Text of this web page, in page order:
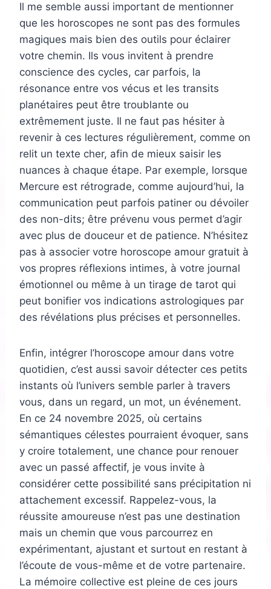
Il me semble aussi important de mentionner
que les horoscopes ne sont pas des formules
magiques mais bien des outils pour éclairer
votre chemin. Ils vous invitent à prendre
conscience des cycles, car parfois, la
résonance entre vos vécus et les transits
planétaires peut être troublante ou
extrêmement juste. Il ne faut pas hésiter à
revenir à ces lectures régulièrement, comme on
relit un texte cher, afin de mieux saisir les
nuances à chaque étape. Par exemple, lorsque
Mercure est rétrograde, comme aujourd’hui, la
communication peut parfois patiner ou dévoiler
des non-dits; être prévenu vous permet d’agir
avec plus de douceur et de patience. N’hésitez
pas à associer votre horoscope amour gratuit à
vos propres réflexions intimes, à votre journal
émotionnel ou même à un tirage de tarot qui
peut bonifier vos indications astrologiques par
des révélations plus précises et personnelles.
Enfin, intégrer l’horoscope amour dans votre
quotidien, c’est aussi savoir détecter ces petits
instants où l’univers semble parler à travers
vous, dans un regard, un mot, un événement.
En ce 24 novembre 2025, où certains
sémantiques célestes pourraient évoquer, sans
y croire totalement, une chance pour renouer
avec un passé affectif, je vous invite à
considérer cette possibilité sans précipitation ni
attachement excessif. Rappelez-vous, la
réussite amoureuse n’est pas une destination
mais un chemin que vous parcourrez en
expérimentant, ajustant et surtout en restant à
l’écoute de vous-même et de votre partenaire.
La mémoire collective est pleine de ces jours